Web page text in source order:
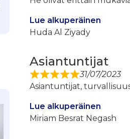
Lue alkuperäinen
Huda Al Ziyady
Asiantuntijat
31/07/2023
Asiantuntijat,
Lue alkuperäinen
Miriam Besrat Negash